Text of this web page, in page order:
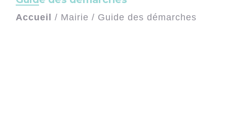
Accueil / Mairie / Guide des démarches